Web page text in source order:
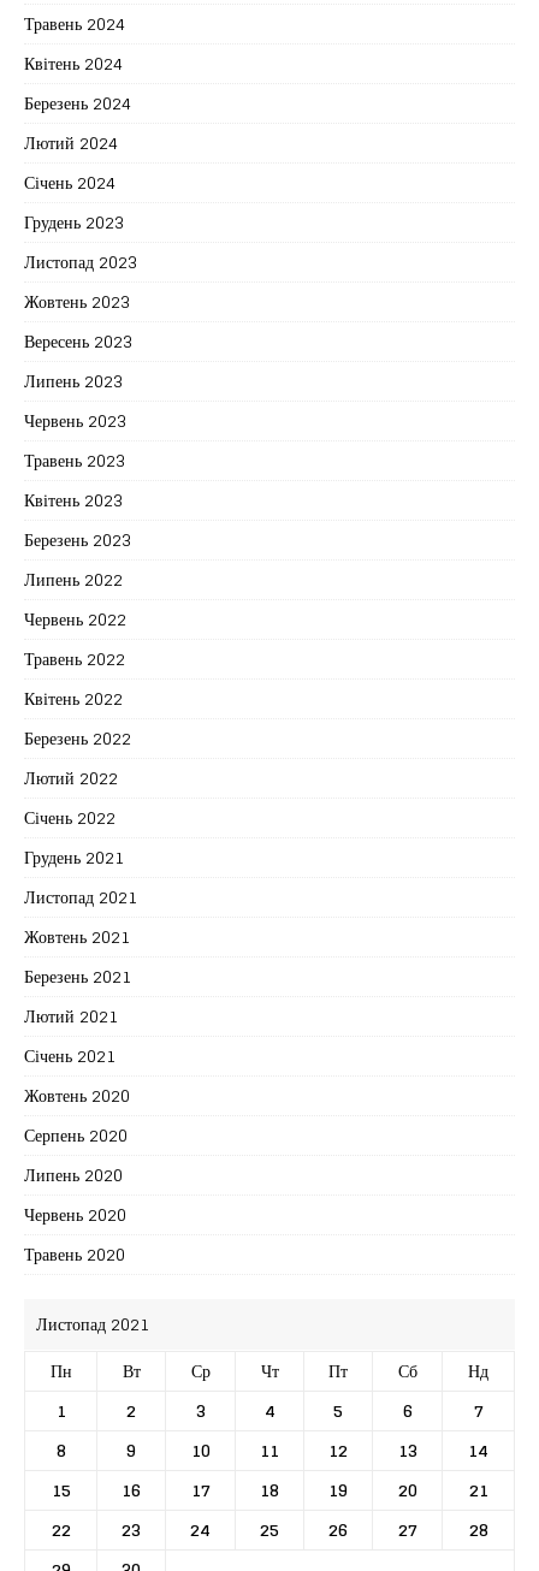
Травень 2024
Квітень 2024
Березень 2024
Лютий 2024
Січень 2024
Грудень 2023
Листопад 2023
Жовтень 2023
Вересень 2023
Липень 2023
Червень 2023
Травень 2023
Квітень 2023
Березень 2023
Липень 2022
Червень 2022
Травень 2022
Квітень 2022
Березень 2022
Лютий 2022
Січень 2022
Грудень 2021
Листопад 2021
Жовтень 2021
Березень 2021
Лютий 2021
Січень 2021
Жовтень 2020
Серпень 2020
Липень 2020
Червень 2020
Травень 2020
Листопад 2021
Пн
Вт Ср Чт Пт Сб
Нд
1
2 3 4 5 6
7
8
9 10 11 12 13
14
15
16 17 18 19 20
21
22
23 24 25 26 27
28